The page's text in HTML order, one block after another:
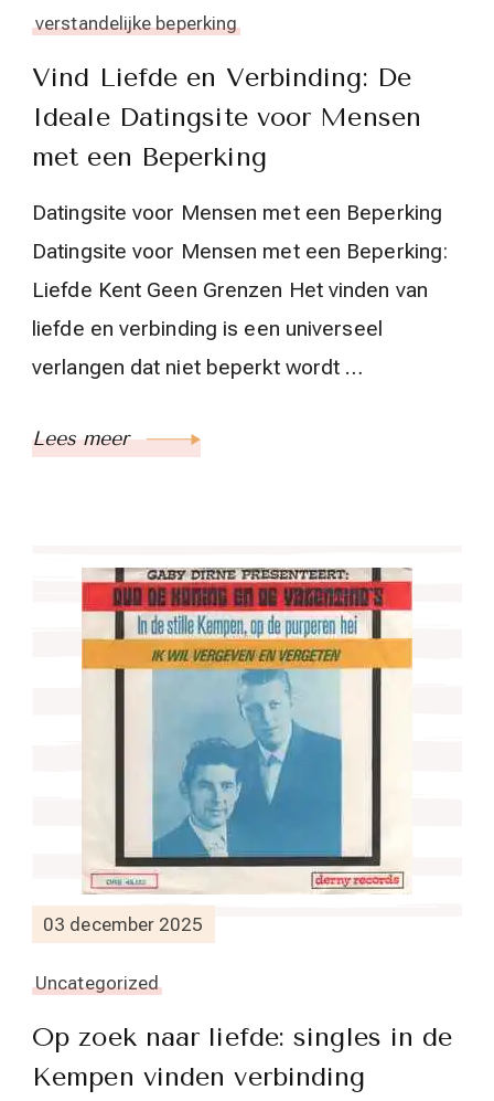
verstandelijke beperking
Vind Liefde en Verbinding: De
Ideale Datingsite voor Mensen
met een Beperking
Datingsite voor Mensen met een Beperking
Datingsite voor Mensen met een Beperking:
Liefde Kent Geen Grenzen Het vinden van
liefde en verbinding is een universeel
verlangen dat niet beperkt wordt …
Lees meer
03 december 2025
Uncategorized
Op zoek naar liefde: singles in de
Kempen vinden verbinding